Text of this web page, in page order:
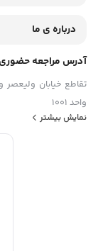
بلوتوث
شبکه
شیار کارت حافظه
جک 3.5 میلی متری
پردازنده گرافیکی:
پردازنده گرافیکی
درباره ی ما
آدرس مراجعه حضوری
واحد 1001
نمایش بیشتر